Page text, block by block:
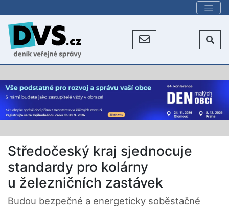
Středočeský kraj sjednocuje
standardy pro kolárny
u železničních zastávek
Budou bezpečné a energeticky soběstačné